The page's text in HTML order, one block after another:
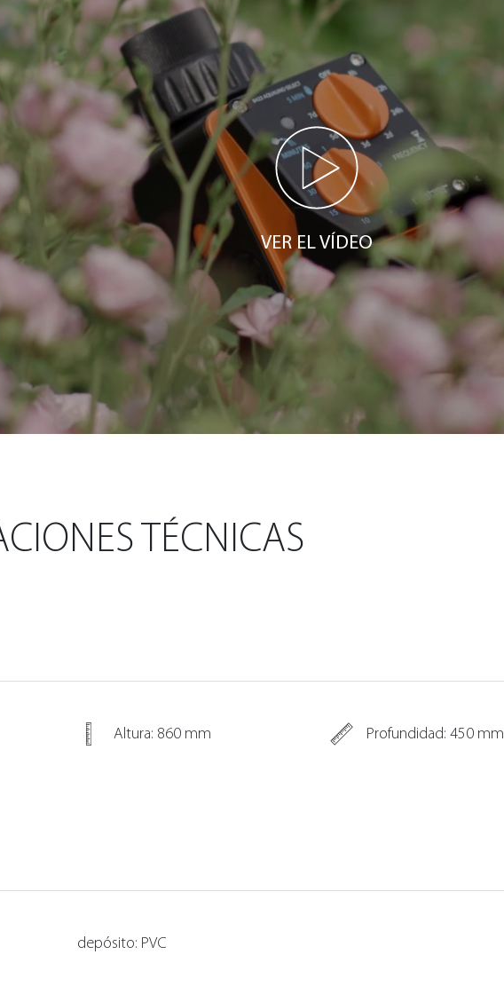
VER EL VÍDEO
TÉCNICAS
Altura: 860 mm Profundidad: 450 mm
depósito: PVC